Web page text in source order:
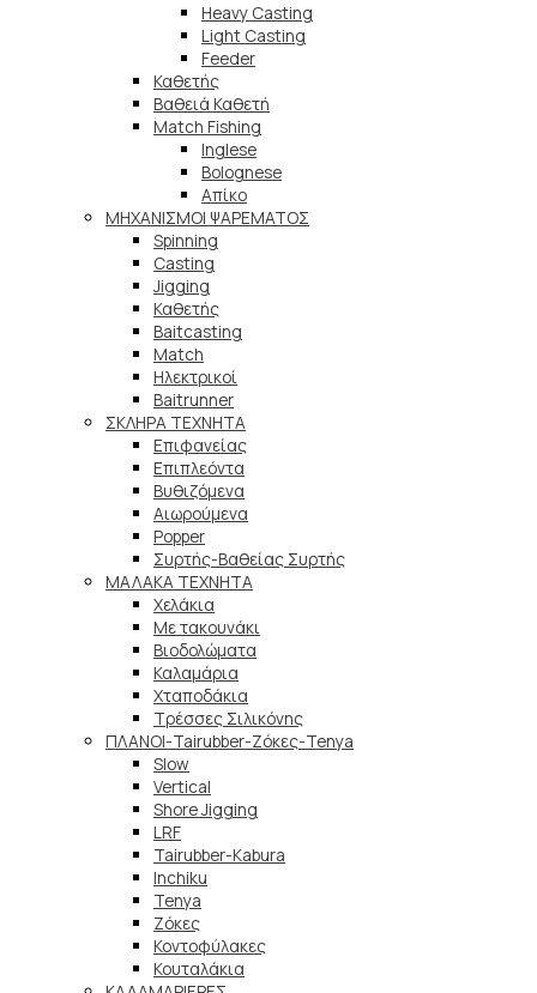
Heavy Casting
Light Casting
Feeder
Καθετής
Βαθειά Καθετή
Match Fishing
Inglese
Bolognese
Απίκο
ΜΗΧΑΝΙΣΜΟΙ ΨΑΡΕΜΑΤΟΣ
Spinning
Casting
Jigging
Καθετής
Baitcasting
Match
Ηλεκτρικοί
Baitrunner
ΣΚΛΗΡΑ ΤΕΧΝΗΤΑ
Επιφανείας
Επιπλεόντα
Βυθιζόμενα
Αιωρούμενα
Popper
Συρτής-Βαθείας Συρτής
ΜΑΛΑΚΑ TEXNHTA
Χελάκια
Με τακουνάκι
Βιοδολώματα
Καλαμάρια
Χταποδάκια
Τρέσσες Σιλικόνης
ΠΛΑΝΟΙ-Tairubber-Ζόκες-Tenya
Slow
Vertical
Shore Jigging
LRF
Tairubber-Kabura
Inchiku
Tenya
Ζόκες
Κοντοφύλακες
Κουταλάκια